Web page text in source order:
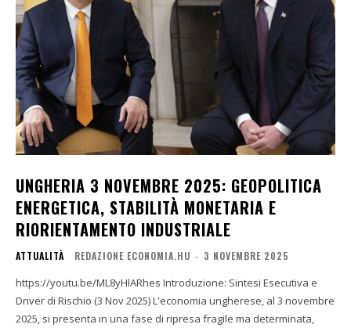
UNGHERIA 3 NOVEMBRE 2025: GEOPOLITICA
ENERGETICA, STABILITÀ MONETARIA E
RIORIENTAMENTO INDUSTRIALE
ATTUALITÀ REDAZIONE ECONOMIA.HU - 3 NOVEMBRE 2025
https://youtu.be/ML8yHlARhes Introduzione: Sintesi Esecutiva e
Driver di Rischio (3 Nov 2025) L'economia ungherese, al 3 novembre
2025, si presenta in una fase di ripresa fragile ma determinata,